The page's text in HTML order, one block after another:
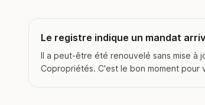
Le registre indique un mandat
Il a peut-être été renouvelé sans mise à
Copropriétés. C'est le bon moment pour